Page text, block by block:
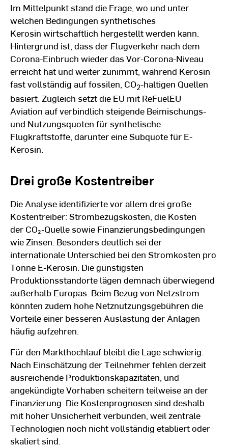
Im Mittelpunkt stand die Frage, wo und unter
welchen Bedingungen synthetisches
Kerosin wirtschaftlich hergestellt werden kann.
Hintergrund ist, dass der Flugverkehr nach dem
Corona-Einbruch wieder das Vor-Corona-Niveau
erreicht hat und weiter zunimmt, während Kerosin
fast vollständig auf fossilen, CO2-haltigen Quellen
basiert. Zugleich setzt die EU mit ReFuelEU
Aviation auf verbindlich steigende Beimischungs-
und Nutzungsquoten für synthetische
Flugkraftstoffe, darunter eine Subquote für E-
Kerosin.
Drei große Kostentreiber
Die Analyse identifizierte vor allem drei große
Kostentreiber: Strombezugskosten, die Kosten
der CO₂-Quelle sowie Finanzierungsbedingungen
wie Zinsen. Besonders deutlich sei der
internationale Unterschied bei den Stromkosten pro
Tonne E-Kerosin. Die günstigsten
Produktionsstandorte lägen demnach überwiegend
außerhalb Europas. Beim Bezug von Netzstrom
könnten zudem hohe Netznutzungsgebühren die
Vorteile einer besseren Auslastung der Anlagen
häufig aufzehren.
Für den Markthochlauf bleibt die Lage schwierig:
Nach Einschätzung der Teilnehmer fehlen derzeit
ausreichende Produktionskapazitäten, und
angekündigte Vorhaben scheitern teilweise an der
Finanzierung. Die Kostenprognosen sind deshalb
mit hoher Unsicherheit verbunden, weil zentrale
Technologien noch nicht vollständig etabliert oder
skaliert sind.